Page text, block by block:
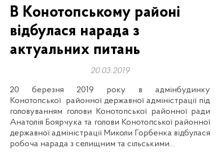
В Конотопському районі
відбулася нарада з
актуальних питань
20.03.2019
20 березня 2019 року в адмінбудинку
Конотопської районної державної адміністрації під
головуванням голови Конотопської районної ради
Анатолія Боярчука та голови Конотопської районної
державної адміністрації Миколи Горбенка відбулася
робоча нарада з селищним та сільськими…